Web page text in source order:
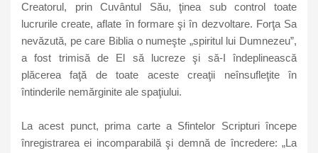
Creatorul, prin Cuvântul Său, ţinea sub control toate
lucrurile create, aflate în formare şi în dezvoltare. Forţa Sa
nevăzută, pe care Biblia o numeşte „spiritul lui Dumnezeu”,
a fost trimisă de El să lucreze şi să-I îndeplinească
plăcerea faţă de toate aceste creaţii neînsufleţite în
întinderile nemărginite ale spaţiului.
La acest punct, prima carte a Sfintelor Scripturi începe
înregistrarea ei incomparabilă şi demnă de încredere: „La